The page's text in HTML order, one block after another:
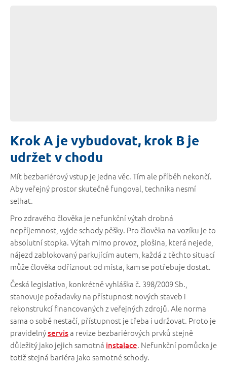
Krok A je vybudovat, krok B je
udržet v chodu
Mít bezbariérový vstup je jedna věc. Tím ale příběh nekončí.
Aby veřejný prostor skutečně fungoval, technika nesmí
selhat.
Pro zdravého člověka je nefunkční výtah drobná
nepříjemnost, vyjde schody pěšky. Pro člověka na vozíku je to
absolutní stopka. Výtah mimo provoz, plošina, která nejede,
nájezd zablokovaný parkujícím autem, každá z těchto situací
může člověka odříznout od místa, kam se potřebuje dostat.
Česká legislativa, konkrétně vyhláška č. 398/2009 Sb.,
stanovuje požadavky na přístupnost nových staveb i
rekonstrukcí financovaných z veřejných zdrojů. Ale norma
sama o sobě nestačí, přístupnost je třeba i udržovat. Proto je
pravidelnýservisa revize bezbariérových prvků stejně
důležitý jako jejich samotná instalace. Nefunkční pomůcka je
totiž stejná bariéra jako samotné schody.